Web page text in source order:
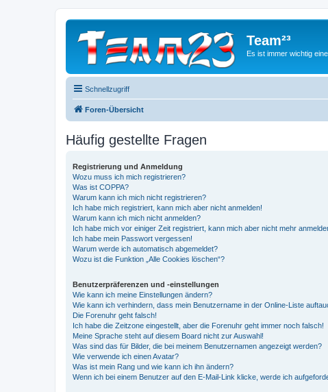
Team²³
Es ist immer wichtig
Schnellzugriff
Foren-Übersicht
Häufig gestellte Fragen
Registrierung und Anmeldung
Wozu muss ich mich registrieren?
Was ist COPPA?
Warum kann ich mich nicht registrieren?
Ich habe mich registriert, kann mich aber nicht anmelden!
Warum kann ich mich nicht anmelden?
Ich habe mich vor einiger Zeit registriert, kann mich aber nicht mehr
Ich habe mein Passwort vergessen!
Warum werde ich automatisch abgemeldet?
Wozu ist die Funktion „Alle Cookies löschen“?
Benutzerpräferenzen und -einstellungen
Wie kann ich meine Einstellungen ändern?
Wie kann ich verhindern, dass mein Benutzername in der Online-Liste
Die Forenuhr geht falsch!
Ich habe die Zeitzone eingestellt, aber die Forenuhr geht immer noch falsch!
Meine Sprache steht auf diesem Board nicht zur Auswahl!
Was sind das für Bilder, die bei meinem Benutzernamen angezeigt werden?
Wie verwende ich einen Avatar?
Was ist mein Rang und wie kann ich ihn ändern?
Wenn ich bei einem Benutzer auf den E-Mail-Link klicke, werde ich